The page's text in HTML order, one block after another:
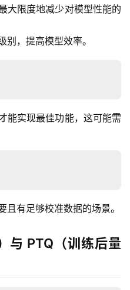
大限度地减少对模型性能的
，提高模型效率。
能实现最佳功能，这可能需
有足够校准数据的场景。
与 PTQ（训练后量